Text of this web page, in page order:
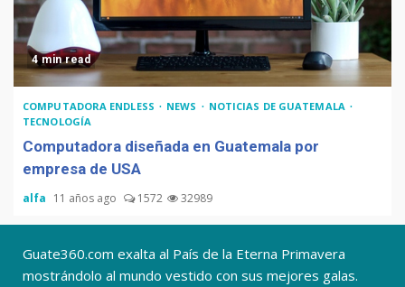
4 min read
COMPUTADORA ENDLESS NEWS
NOTICIAS DE GUATEMALA
TECNOLOGÍA
Computadora diseñada en Guatemala por
empresa de USA
alfa 11 años ago 1572 32989
Guate360.com exalta al País de la Eterna Primavera
mostrándolo al mundo vestido con sus mejores galas.